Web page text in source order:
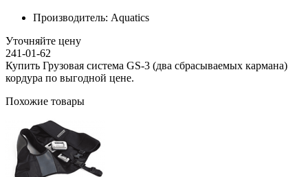
Производитель: Aquatics
Уточняйте цену
241-01-62
Купить Грузовая система GS-3 (два сбрасываемых кармана)
кордура по выгодной цене.
Похожие товары